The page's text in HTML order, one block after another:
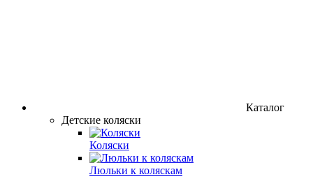
Каталог
Детские коляски
Коляски
Люльки к коляскам